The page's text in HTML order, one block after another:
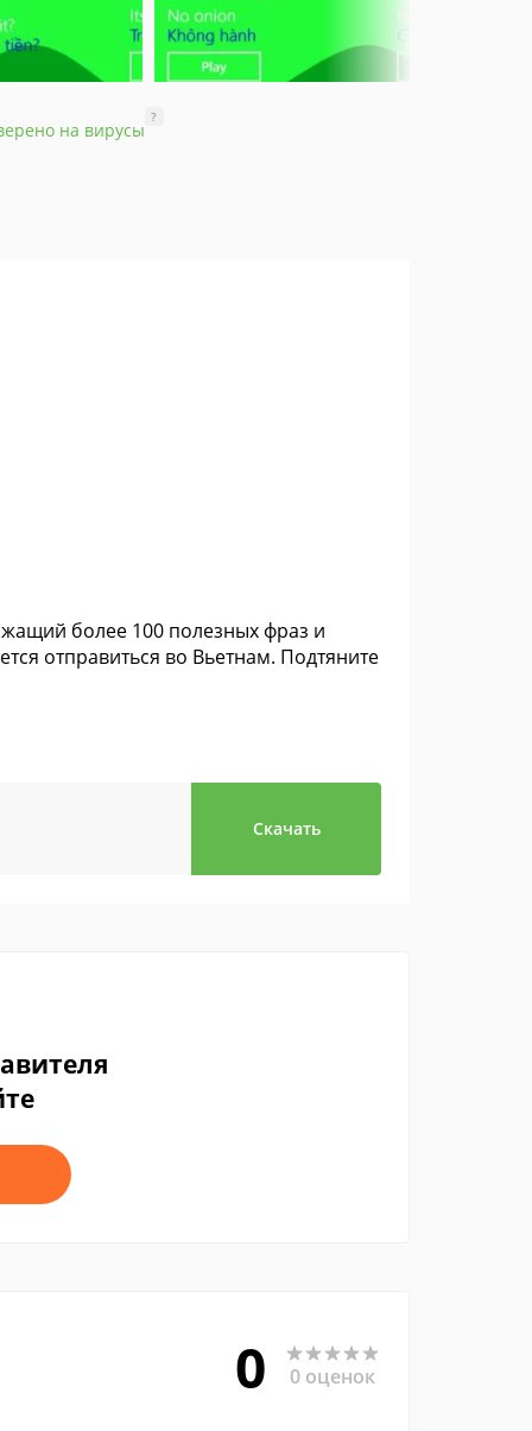
на вирусы
?
более 100 полезных фраз и
отправиться во Вьетнам. Подтяните
Скачать
0 0 оценок